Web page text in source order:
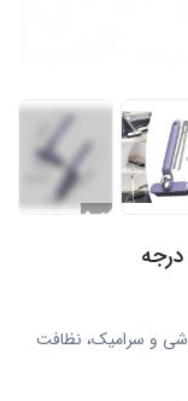
+5
و سرامیک، نظافت